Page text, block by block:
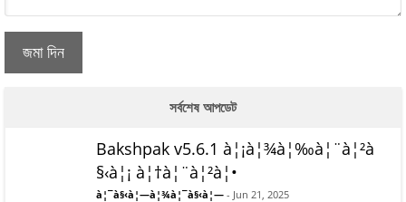
জমা দিন
সর্বশেষ আপডেট
Bakshpak v5.6.1 à¦¡à¦¾à¦‰à¦¨à¦²à
§‹à¦¡ à¦†à¦¨à¦²à¦•
à¦¯à§‹à¦—à¦¾à¦¯à§‹à¦— - Jun 21, 2025